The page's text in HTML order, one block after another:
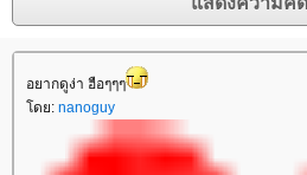
อยากดูง่า ฮือๆๆๆ
ดย: nanoguy